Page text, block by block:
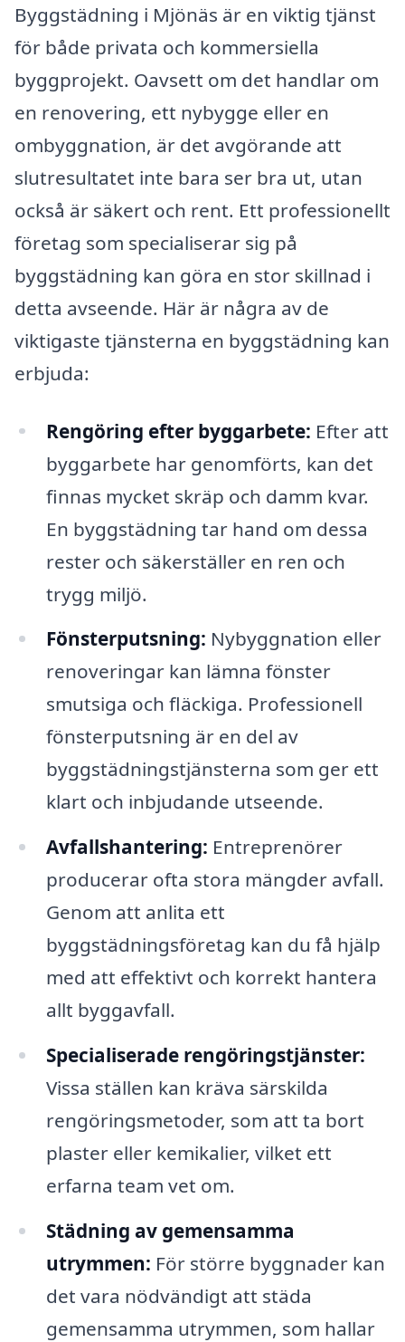
Byggstädning i Mjönäs är en viktig tjänst
för både privata och kommersiella
byggprojekt. Oavsett om det handlar om
en renovering, ett nybygge eller en
ombyggnation, är det avgörande att
slutresultatet inte bara ser bra ut, utan
också är säkert och rent. Ett professionellt
företag som specialiserar sig på
byggstädning kan göra en stor skillnad i
detta avseende. Här är några av de
viktigaste tjänsterna en byggstädning kan
erbjuda:
Rengöring efter byggarbete: Efter att
byggarbete har genomförts, kan det
finnas mycket skräp och damm kvar.
En byggstädning tar hand om dessa
rester och säkerställer en ren och
trygg miljö.
Fönsterputsning: Nybyggnation eller
renoveringar kan lämna fönster
smutsiga och fläckiga. Professionell
fönsterputsning är en del av
byggstädningstjänsterna som ger ett
klart och inbjudande utseende.
Avfallshantering: Entreprenörer
producerar ofta stora mängder avfall.
Genom att anlita ett
byggstädningsföretag kan du få hjälp
med att effektivt och korrekt hantera
allt byggavfall.
Specialiserade rengöringstjänster:
Vissa ställen kan kräva särskilda
rengöringsmetoder, som att ta bort
plaster eller kemikalier, vilket ett
erfarna team vet om.
Städning av gemensamma
utrymmen: För större byggnader kan
det vara nödvändigt att städa
gemensamma utrymmen, som hallar